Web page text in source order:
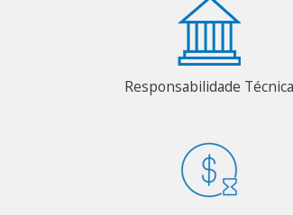
Responsabilidade Técnica